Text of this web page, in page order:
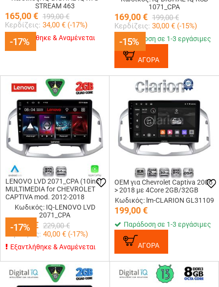
-17%
STREAM 463
165,00€ 199,00 €
Κερδίζεις: 34,00 € (-17%)
-17%
Εξαντλήθηκε & Αναμένεται -15%
1071_CPA
169,00€ 199,00 €
Κερδίζεις: 30,00 € (-15%)
-15%
Παράδοση σε 1-3 εργάσιμες
ΑΓΟΡΑ
-17%
LENOVO LVD 2071_CPA (10inc)
MULTIMEDIA for CHEVROLET
CAPTIVA mod. 2012-2018
Κωδικός: IQ-LENOVO LVD
2071_CPA
189,00 € 229,00 €
Κερδίζεις: 40,00 € (-17%)
-17%
Εξαντλήθηκε & Αναμένεται
OEM για Chevrolet Captiva 2006
> 2018 με 4Core 2GB/32GB
Κωδικός: lm-CLARION GL31109
199,00€
Παράδοση σε 1-3 εργάσιμες
ΑΓΟΡΑ